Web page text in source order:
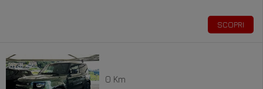
SCOPRI
0 Km